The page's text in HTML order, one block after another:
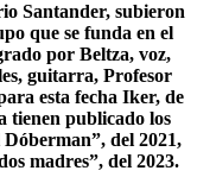
Santander, subieron
que se funda en el
por Beltza, voz,
guitarra, Profesor
esta fecha Iker, de
tienen publicado los
del 2021,
madres”, del 2023.